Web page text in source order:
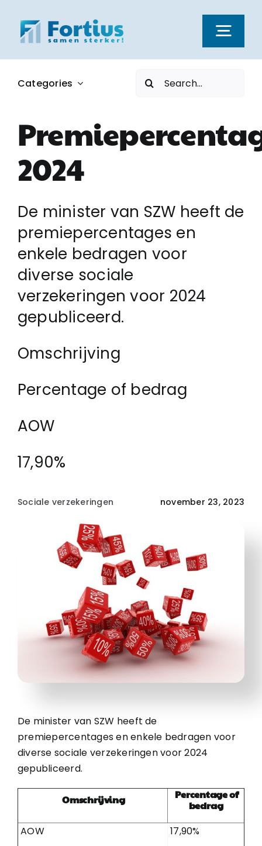
naar
inhoud
Kernwaarden
Dienstverlening
Vacatures
Over ons
Login
Contact
Categories
Zoeken
naar:
2024
De minister van SZW heeft de
premiepercentages en
enkele bedragen voor
diverse sociale
verzekeringen voor 2024
gepubliceerd.
Omschrijving
Percentage of bedrag
AOW
17,90%
Sociale verzekeringen november 23, 2023
De minister van SZW heeft de
premiepercentages en enkele bedragen voor
diverse sociale verzekeringen voor 2024
gepubliceerd.
Omschrijving
Percentage of
bedrag
AOW
17,90%